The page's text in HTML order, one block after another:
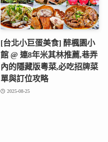
[台北小巨蛋美食] 醉楓園小
館 @ 連8年米其林推薦,巷弄
內的隱藏版粵菜,必吃招牌菜
單與訂位攻略
2025-08-25